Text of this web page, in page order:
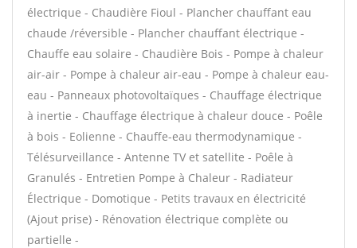
électrique - Chaudière Fioul - Plancher chauffant eau
chaude /réversible - Plancher chauffant électrique -
Chauffe eau solaire - Chaudière Bois - Pompe à chaleur
air-air - Pompe à chaleur air-eau - Pompe à chaleur eau-
eau - Panneaux photovoltaïques - Chauffage électrique
à inertie - Chauffage électrique à chaleur douce - Poêle
à bois - Eolienne - Chauffe-eau thermodynamique -
Télésurveillance - Antenne TV et satellite - Poêle à
Granulés - Entretien Pompe à Chaleur - Radiateur
Électrique - Domotique - Petits travaux en électricité
(Ajout prise) - Rénovation électrique complète ou
partielle -